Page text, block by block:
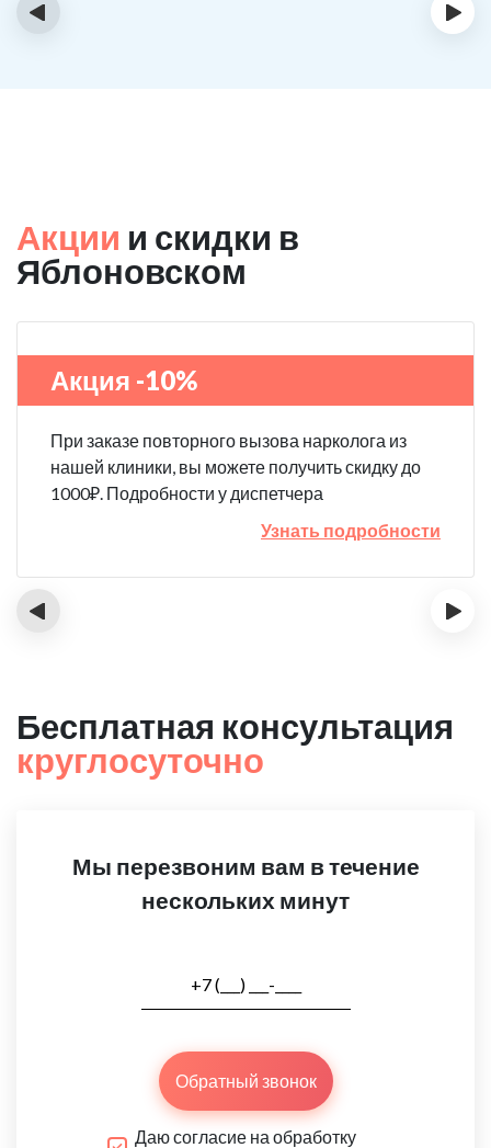
‹ ›
Акции и скидки в
Яблоновском
Акция -10%
При заказе повторного вызова нарколога из
нашей клиники, вы можете получить скидку до
1000₽. Подробности у диспетчера
Узнать подробности
‹ ›
Бесплатная консультация
круглосуточно
Мы перезвоним вам в течение
нескольких минут
Обратный звонок
Даю согласие на обработку